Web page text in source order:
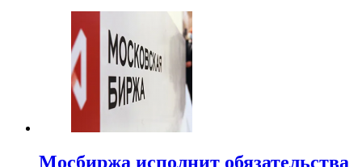
Мосбиржа исполнит обязательства